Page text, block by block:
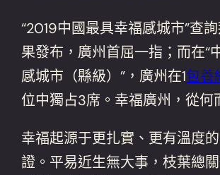
“2019中國最具幸福感城市”查
果發布，廣州首屈一指；而在“
感城市（縣級）”，廣州在1包養
位中獨占3席。幸福廣州，從何
幸福起源于更扎實、更有溫度
證。平易近生無大事，枝葉總